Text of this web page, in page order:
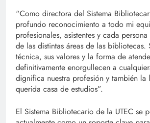
“Como directora del Sistema
profundo reconocimiento a todo mi
profesionales, asistentes y cada
de las distintas áreas de las bibliotecas.
técnica, sus valores y la forma de
definitivamente enorgullecen a
dignifica nuestra profesión y también la
querida casa de estudios”.
El Sistema Bibliotecario de la UTEC se